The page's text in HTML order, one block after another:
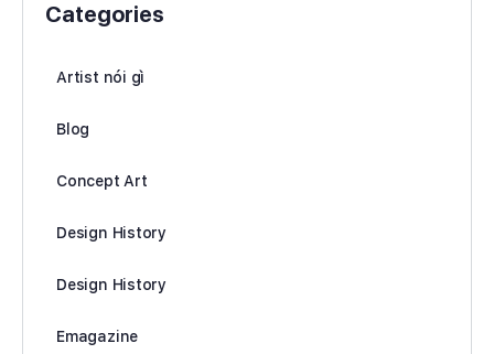
Categories
Artist nói gì
Blog
Concept Art
Design History
Design History
Emagazine